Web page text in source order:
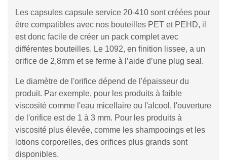
Les capsules capsule service 20-410 sont créées pour
être compatibles avec nos bouteilles PET et PEHD, il
est donc facile de créer un pack complet avec
différentes bouteilles. Le 1092, en finition lissee, a un
orifice de 2,8mm et se ferme à l’aide d’une plug seal.
Le diamètre de l'orifice dépend de l'épaisseur du
produit. Par exemple, pour les produits à faible
viscosité comme l'eau micellaire ou l'alcool, l'ouverture
de l'orifice est de 1 à 3 mm. Pour les produits à
viscosité plus élevée, comme les shampooings et les
lotions corporelles, des orifices plus grands sont
disponibles.